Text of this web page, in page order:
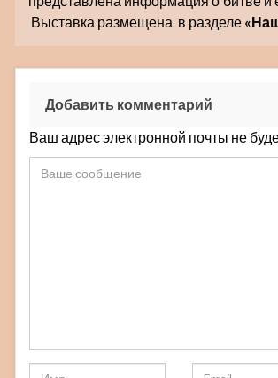
Выставка размещена в разделе
Добавить комментарий
Ваш адрес электронной почты не